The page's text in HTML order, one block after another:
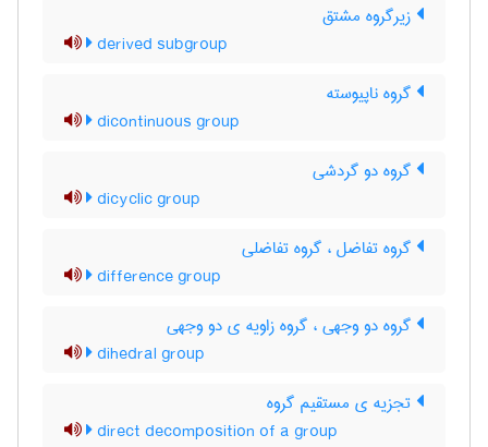
زیرگروه مشتق
derived subgroup
گروه ناپیوسته
dicontinuous group
گروه دو گردشی
dicyclic group
گروه تفاضل ، گروه تفاضلی
difference group
گروه دو وجهی ، گروه زاویه ی دو وجهی
dihedral group
تجزیه ی مستقیم گروه
direct decomposition of a group